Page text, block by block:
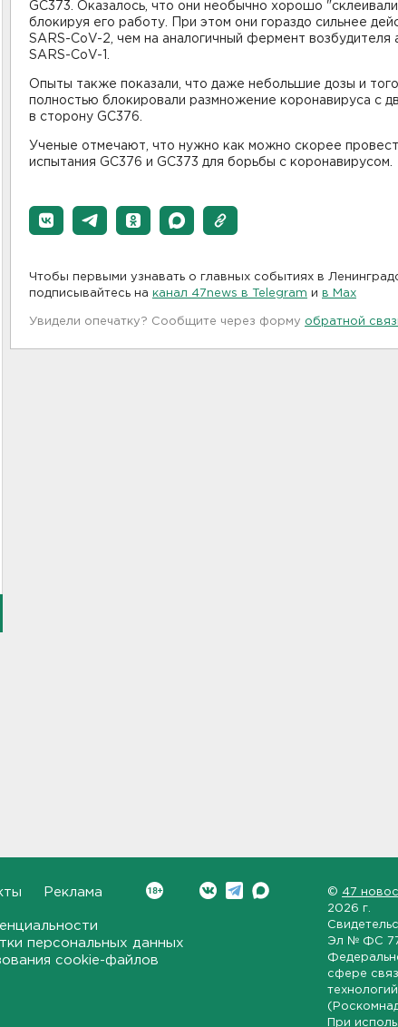
GC373. Оказалось, что они необычно хорошо
блокируя его работу. При этом они гораздо сильнее
SARS-CoV-2, чем на аналогичный фермент возбудителя
SARS-CoV-1.
Опыты также показали, что даже небольшие дозы и
полностью блокировали размножение коронавируса с
в сторону GC376.
Ученые отмечают, что нужно как можно скорее
испытания GC376 и GC373 для борьбы с коронавирусом.
Чтобы первыми узнавать о главных событиях в
подписывайтесь на канал 47news в Telegram и в Maх
Увидели опечатку? Сообщите через форму обратной
Реклама
персональных данных
cookie-файлов
© 47
2026 г.
Эл № ФС
сфере
При